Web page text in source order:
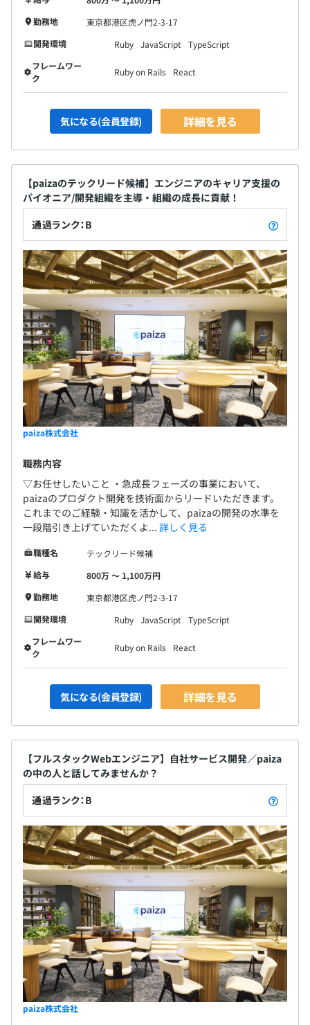
勤務地
東京都港区虎ノ門2-3-17
開発環境
Ruby JavaScript
TypeScript
フレームワー
ク
Ruby on Rails React
気になる(会員登録) 詳細を見る
【paizaのテックリード候補】エンジニアのキャリア支援の
パイオニア/開発組織を主導・組織の成長に貢献！
通過ランク：B
paiza株式会社
職務内容
▽お任せしたいこと ・急成長フェーズの事業において、
paizaのプロダクト開発を技術面からリードいただきます。
これまでのご経験・知識を活かして、paizaの開発の水準を
一段階引き上げていただくよ... 詳しく見る
職種名
テックリード候補
給与
800万 〜 1,100万円
勤務地
東京都港区虎ノ門2-3-17
開発環境
Ruby JavaScript
TypeScript
フレームワー
ク
Ruby on Rails React
気になる(会員登録) 詳細を見る
【フルスタックWebエンジニア】自社サービス開発／paiza
の中の人と話してみませんか？
通過ランク：B
paiza株式会社